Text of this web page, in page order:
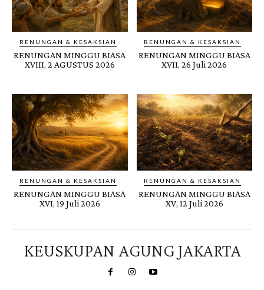
RENUNGAN & KESAKSIAN
RENUNGAN MINGGU BIASA
XVIII, 2 AGUSTUS 2026
RENUNGAN & KESAKSIAN
RENUNGAN MINGGU BIASA
XVII, 26 Juli 2026
RENUNGAN & KESAKSIAN
RENUNGAN MINGGU BIASA
XVI, 19 Juli 2026
RENUNGAN & KESAKSIAN
RENUNGAN MINGGU BIASA
XV, 12 Juli 2026
KEUSKUPAN AGUNG JAKARTA